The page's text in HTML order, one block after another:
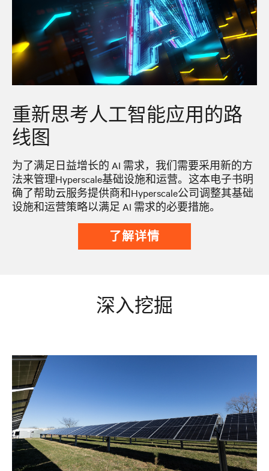
重新思考人工智能应用的路
线图
为了满足日益增长的 AI 需求，我们需要采用新的方
法来管理Hyperscale基础设施和运营。这本电子书明
确了帮助云服务提供商和Hyperscale公司调整其基础
设施和运营策略以满足 AI 需求的必要措施。
了解详情
深入挖掘